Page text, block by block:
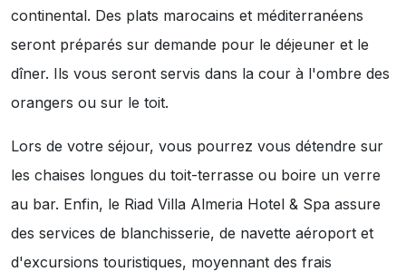
continental. Des plats marocains et méditerranéens
seront préparés sur demande pour le déjeuner et le
dîner. Ils vous seront servis dans la cour à l'ombre des
orangers ou sur le toit.
Lors de votre séjour, vous pourrez vous détendre sur
les chaises longues du toit-terrasse ou boire un verre
au bar. Enfin, le Riad Villa Almeria Hotel & Spa assure
des services de blanchisserie, de navette aéroport et
d'excursions touristiques, moyennant des frais